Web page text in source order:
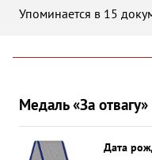
Упоминается в 15
Медаль «За отвагу»
Дата